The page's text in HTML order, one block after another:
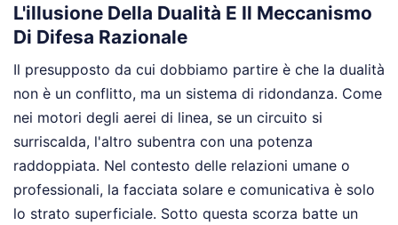
L'illusione Della Dualità E Il Meccanismo
Di Difesa Razionale
Il presupposto da cui dobbiamo partire è che la dualità
non è un conflitto, ma un sistema di ridondanza. Come
nei motori degli aerei di linea, se un circuito si
surriscalda, l'altro subentra con una potenza
raddoppiata. Nel contesto delle relazioni umane o
professionali, la facciata solare e comunicativa è solo
lo strato superficiale. Sotto questa scorza batte un